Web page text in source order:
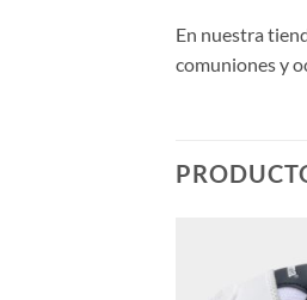
En nuestra
comuniones y